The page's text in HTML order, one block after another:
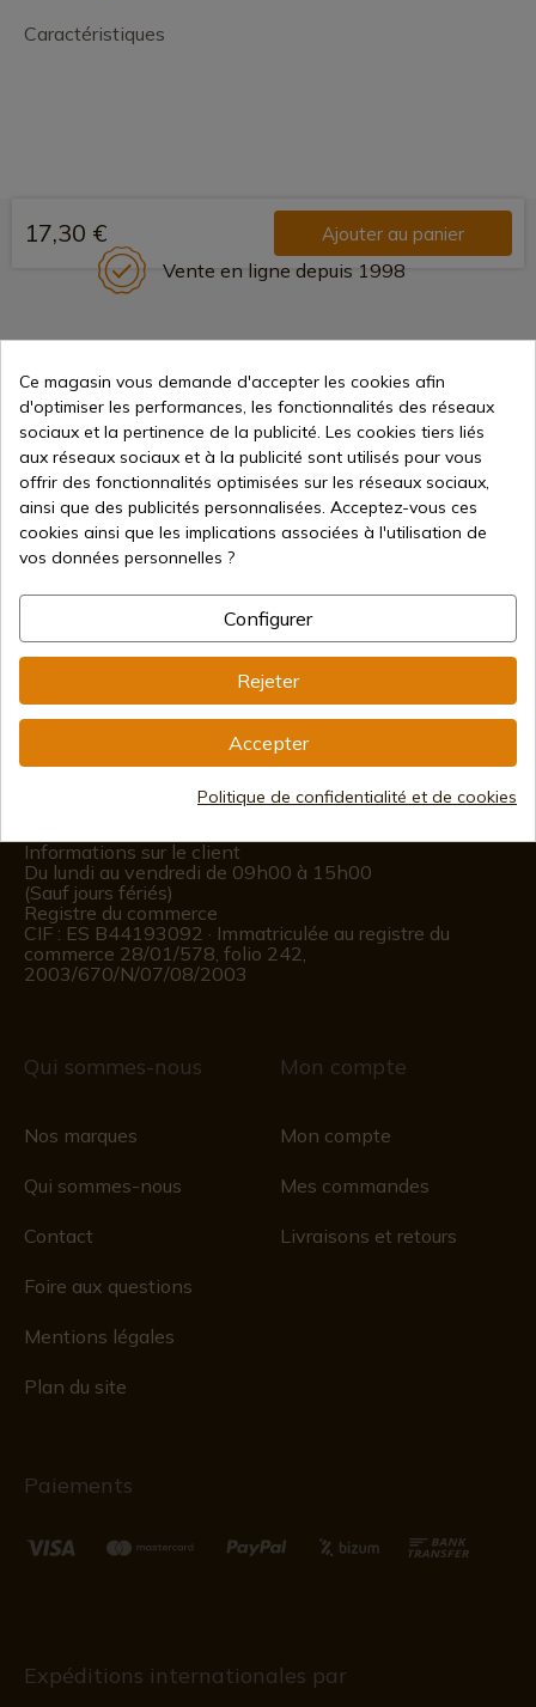
Caractéristiques
17,30 € Ajouter au panier
Vente en ligne depuis 1998
sécurisées
Expédition internationale
info@aceros-de-hispania.com
Informations sur le client
Du lundi au vendredi de 09h00 à 15h00
(Sauf jours fériés)
Registre du commerce
CIF : ES B44193092 · Immatriculée au registre du
commerce 28/01/578, folio 242,
2003/670/N/07/08/2003
Qui sommes-nous
Nos marques
Qui sommes-nous
Contact
Foire aux questions
Mentions légales
Plan du site
Mon compte
Mon compte
Mes commandes
Livraisons et retours
Paiements
Expéditions internationales par
Ce magasin vous demande d'accepter les cookies afin
d'optimiser les performances, les fonctionnalités des réseaux
sociaux et la pertinence de la publicité. Les cookies tiers liés
aux réseaux sociaux et à la publicité sont utilisés pour vous
offrir des fonctionnalités optimisées sur les réseaux sociaux,
ainsi que des publicités personnalisées. Acceptez-vous ces
cookies ainsi que les implications associées à l'utilisation de
vos données personnelles ?
Configurer
Rejeter
Accepter
Politique de confidentialité et de cookies